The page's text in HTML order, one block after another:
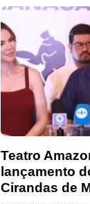
Teatro
lançamento
Cirandas de